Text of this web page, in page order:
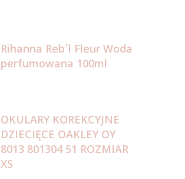
Rihanna Reb´l Fleur Woda
perfumowana 100ml
OKULARY KOREKCYJNE
DZIECIĘCE OAKLEY OY
8013 801304 51 ROZMIAR
XS